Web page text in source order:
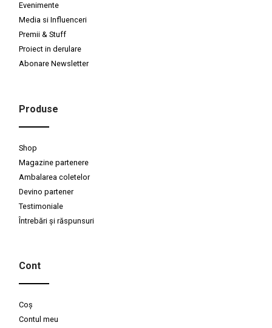
Evenimente
Media si Influenceri
Premii & Stuff
Proiect in derulare
Abonare Newsletter
Produse
Shop
Magazine partenere
Ambalarea coletelor
Devino partener
Testimoniale
Întrebări și răspunsuri
Cont
Coș
Contul meu